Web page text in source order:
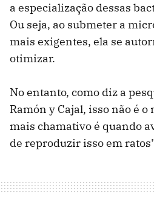
a especialização dessas
Ou seja, ao submeter a
mais exigentes, ela se
otimizar.
No entanto, como diz a
Ramón y Cajal, isso não é
mais chamativo é quando
de reproduzir isso em